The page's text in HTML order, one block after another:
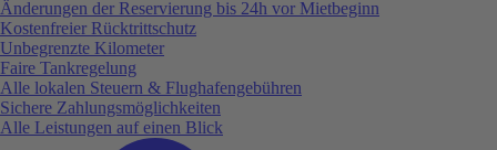
Änderungen der Reservierung bis 24h vor Mietbeginn
Kostenfreier Rücktrittschutz
Unbegrenzte Kilometer
Faire Tankregelung
Alle lokalen Steuern & Flughafengebühren
Sichere Zahlungsmöglichkeiten
Alle Leistungen auf einen Blick